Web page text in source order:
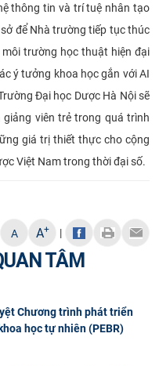
thông tin và trí tuệ nhân tạo
để Nhà trường tiếp tục thúc
trường học thuật hiện đại
ý tưởng khoa học gắn với AI
Đại học Dược Hà Nội sẽ
viên trẻ trong quá trình
giá trị thiết thực cho cộng
Việt Nam trong thời đại số.
A A+ |
TÂM
Chương trình phát triển
học tự nhiên (PEBR)